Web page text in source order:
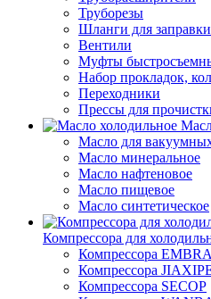
Труборезы
Шланги для
Вентили
Муфты
Набор прокладок,
Переходники
Прессы для
Масло для
Масло минеральное
Масло нафтеновое
Масло пищевое
Масло синтетическое
Компрессора для
Компрессора
Компрессора
Компрессора SECOP